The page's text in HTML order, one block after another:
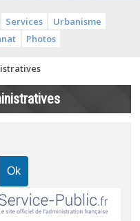
Services
Urbanisme
Photos